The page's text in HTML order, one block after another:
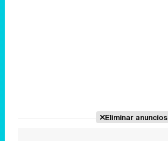
Eliminar anuncios